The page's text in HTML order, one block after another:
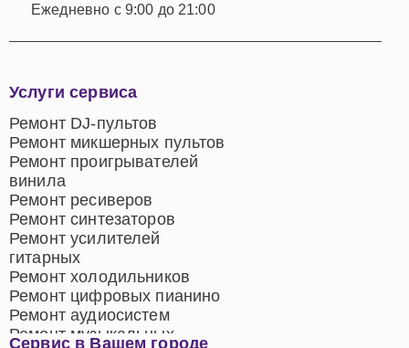
Ежедневно с 9:00 до 21:00
Сервис в Вашем городе
Услуги сервиса
Ремонт DJ-пультов
Ремонт микшерных пультов
Ремонт проигрывателей
винила
Ремонт ресиверов
Ремонт синтезаторов
Ремонт усилителей
гитарных
Ремонт холодильников
Ремонт цифровых пианино
Ремонт аудиосистем
Ремонт музыкальных